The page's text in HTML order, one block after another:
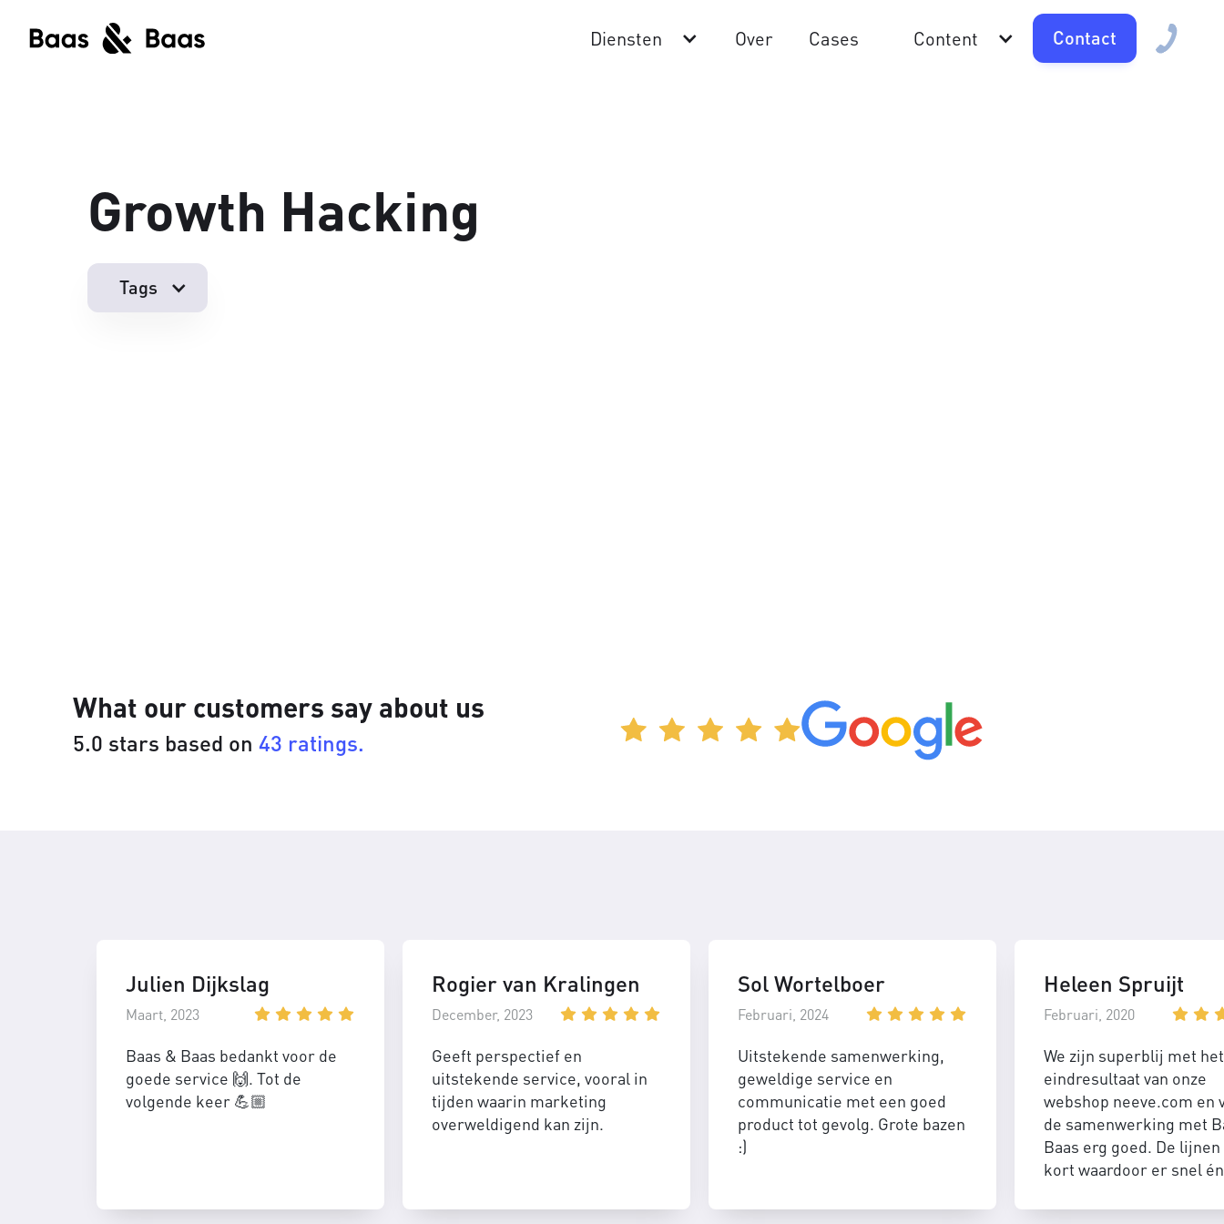
Diensten Over Cases Content Contact
Growth Hacking
Tags
What our customers say about us
5.0 stars based on 43 ratings.
Julien Dijkslag
Maart, 2023
Baas & Baas bedankt voor de
goede service 🙌. Tot de
volgende keer 💪🏼
Rogier van Kralingen
December, 2023
Geeft perspectief en
uitstekende service, vooral in
tijden waarin marketing
overweldigend kan zijn.
Sol Wortelboer
Februari, 2024
Uitstekende samenwerking,
geweldige service en
communicatie met een goed
product tot gevolg. Grote bazen
:)
Heleen Spruijt
Februari, 2020
We zijn superblij met het
eindresultaat van onze
webshop neeve.com en
de samenwerking met
Baas erg goed. De
kort waardoor er snel én
worden.